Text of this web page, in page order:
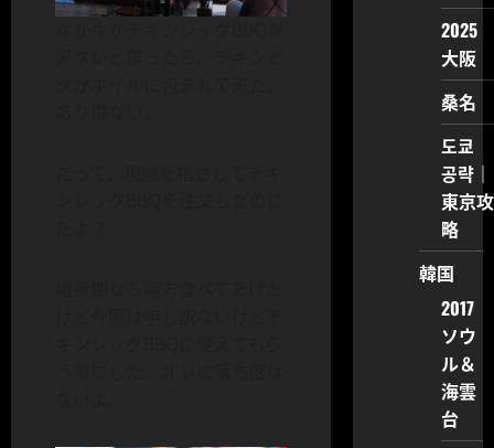
2025
大阪
桑名
도쿄
공략｜
東京攻
略
韓国
2017
ソウ
ル＆
海雲
台